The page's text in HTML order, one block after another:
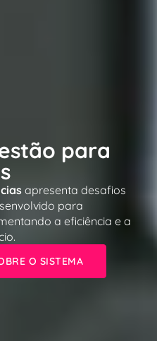
para
apresenta desafios
para
a eficiência e a
O SISTEMA